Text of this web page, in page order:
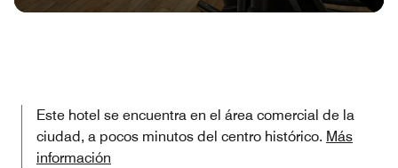
Este hotel se encuentra en el área comercial de la
ciudad, a pocos minutos del centro histórico. Más
información